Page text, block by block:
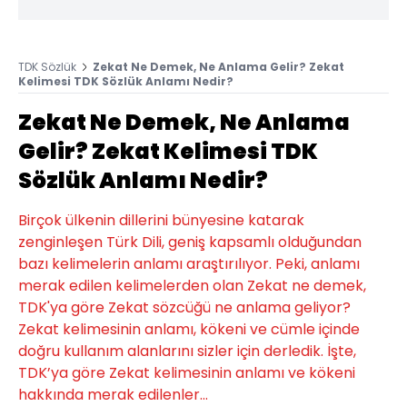
TDK Sözlük
Zekat Ne Demek, Ne Anlama Gelir? Zekat
Kelimesi TDK Sözlük Anlamı Nedir?
Zekat Ne Demek, Ne Anlama
Gelir? Zekat Kelimesi TDK
Sözlük Anlamı Nedir?
Birçok ülkenin dillerini bünyesine katarak
zenginleşen Türk Dili, geniş kapsamlı olduğundan
bazı kelimelerin anlamı araştırılıyor. Peki, anlamı
merak edilen kelimelerden olan Zekat ne demek,
TDK'ya göre Zekat sözcüğü ne anlama geliyor?
Zekat kelimesinin anlamı, kökeni ve cümle içinde
doğru kullanım alanlarını sizler için derledik. İşte,
TDK’ya göre Zekat kelimesinin anlamı ve kökeni
hakkında merak edilenler...